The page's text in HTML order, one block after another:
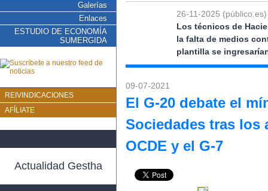
Galerías
Enlaces
ESTUDIO DE ECONOMÍA
SUMERGIDA
REIVINDICACIONES
AFÍLIATE
Actualidad Gestha
26-11-2025 (público.es)
Los técnicos de
la falta de medios
plantilla se
09-07-2021
El G-20 debate el
Sociedades tras los
OCDE y el G-7